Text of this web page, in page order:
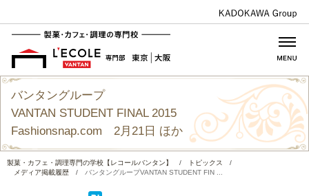
バンタングループ
VANTAN STUDENT FINAL 2015
Fashionsnap.com 2月21日 ほか
製菓・カフェ・調理専門の学校【レコールバンタン】 / トピックス
/
メディア掲載履歴
/ バンタングループVANTAN STUDENT FIN ...